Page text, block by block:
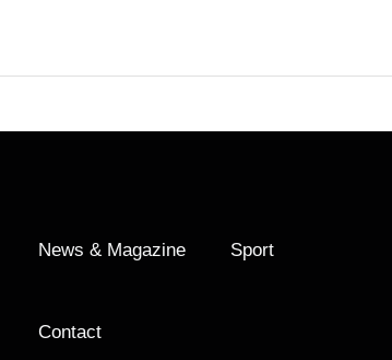
News & Magazine Sport
Contact